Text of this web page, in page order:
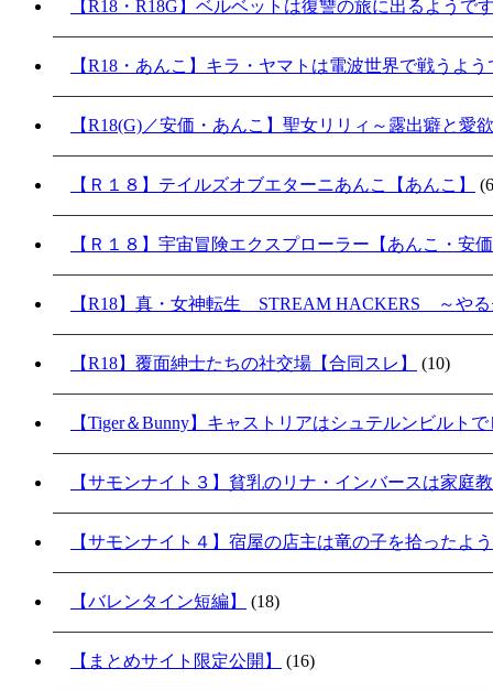
【R18・R18G】ベルベットは復讐の旅に出るようで
【R18・あんこ】キラ・ヤマトは電波世界で戦うよ
【R18(G)／安価・あんこ】聖女リリィ～露出癖と愛
【Ｒ１８】テイルズオブエターニあんこ【あんこ】
【Ｒ１８】宇宙冒険エクスプローラー【あんこ・安
【R18】真・女神転生 STREAM HACKERS ～や
【R18】覆面紳士たちの社交場【合同スレ】 (10)
【Tiger＆Bunny】キャストリアはシュテルンビルト
【サモンナイト３】貧乳のリナ・インバースは家庭
【サモンナイト４】宿屋の店主は竜の子を拾ったよ
【バレンタイン短編】 (18)
【まとめサイト限定公開】 (16)